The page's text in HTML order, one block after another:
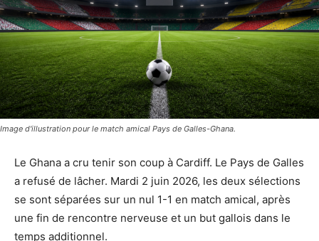
Image d'illustration pour le match amical Pays de Galles-Ghana.
Le Ghana a cru tenir son coup à Cardiff. Le Pays de Galles
a refusé de lâcher. Mardi 2 juin 2026, les deux sélections
se sont séparées sur un nul 1-1 en match amical, après
une fin de rencontre nerveuse et un but gallois dans le
temps additionnel.